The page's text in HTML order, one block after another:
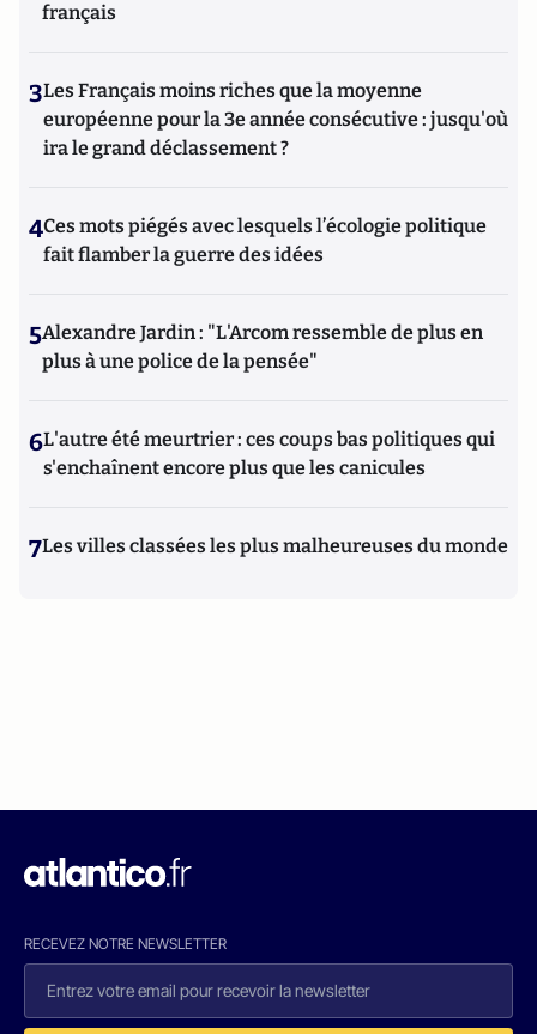
français
3Les Français moins riches que la moyenne
européenne pour la 3e année consécutive : jusqu'où
ira le grand déclassement ?
4Ces mots piégés avec lesquels l’écologie politique
fait flamber la guerre des idées
5Alexandre Jardin : "L'Arcom ressemble de plus en
plus à une police de la pensée"
6L'autre été meurtrier : ces coups bas politiques qui
s'enchaînent encore plus que les canicules
7Les villes classées les plus malheureuses du monde
RECEVEZ NOTRE NEWSLETTER